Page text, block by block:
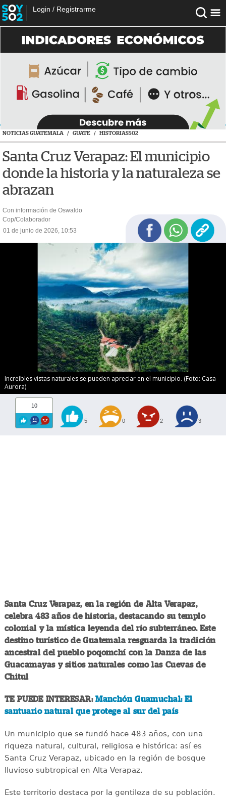
Login / Registrarme
NOTICIAS GUATEMALA / GUATE / HISTORIAS502
Santa Cruz Verapaz: El municipio
donde la historia y la naturaleza se
abrazan
Con información de Oswaldo
Cop/Colaborador
01 de junio de 2026, 10:53
Increíbles vistas naturales se pueden apreciar en el municipio. (Foto: Casa
Aurora)
10
5 0 2 3
Santa Cruz Verapaz, en la región de Alta Verapaz,
celebra 483 años de historia, destacando su templo
colonial y la mística leyenda del río subterráneo. Este
destino turístico de Guatemala resguarda la tradición
ancestral del pueblo poqomchí con la Danza de las
Guacamayas y sitios naturales como las Cuevas de
Chitul
TE PUEDE INTERESAR:Manchón Guamuchal: El
santuario natural que protege al sur del país
Un municipio que se fundó hace 483 años, con una
riqueza natural, cultural, religiosa e histórica: así es
Santa Cruz Verapaz, ubicado en la región de bosque
lluvioso subtropical en Alta Verapaz.
Este territorio destaca por la gentileza de su población.